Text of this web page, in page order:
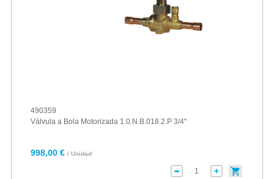
490359
Válvula a Bola Motorizada 1.0.N.B.018.2.P 3/4"
998,00 € / Unidad